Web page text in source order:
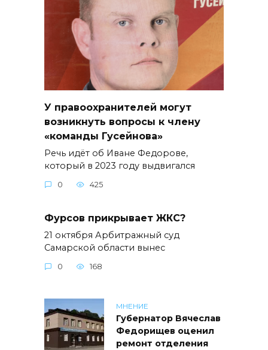
У правоохранителей могут
возникнуть вопросы к члену
«команды Гусейнова»
Речь идёт об Иване Федорове,
который в 2023 году выдвигался
0 425
Фурсов прикрывает ЖКС?
21 октября Арбитражный суд
Самарской области вынес
0 168
МНЕНИЕ
Губернатор Вячеслав
Федорищев оценил
ремонт отделения